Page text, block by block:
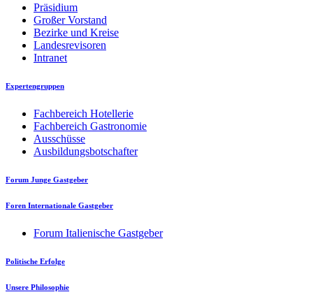
Präsidium
Großer Vorstand
Bezirke und Kreise
Landesrevisoren
Intranet
Expertengruppen
Fachbereich Hotellerie
Fachbereich Gastronomie
Ausschüsse
Ausbildungsbotschafter
Forum Junge Gastgeber
Foren Internationale Gastgeber
Forum Italienische Gastgeber
Politische Erfolge
Unsere Philosophie